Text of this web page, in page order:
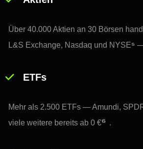
Über 40.000 Aktien an 30 Börsen
L&S Exchange, Nasdaq und NYSE⁵ —
ETFs
Mehr als 2.500 ETFs — Amundi,
viele weitere bereits ab 0 €⁶ .